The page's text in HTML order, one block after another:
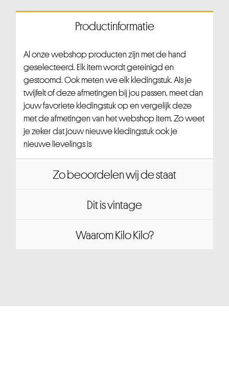
Productinformatie
Al onze webshop producten zijn met de hand
geselecteerd. Elk item wordt gereinigd en
gestoomd. Ook meten we elk kledingstuk. Als je
twijfelt of deze afmetingen bij jou passen, meet dan
jouw favoriete kledingstuk op en vergelijk deze
met de afmetingen van het webshop item. Zo weet
je zeker dat jouw nieuwe kledingstuk ook je
nieuwe lievelings is
Zo beoordelen wij de staat
Dit is vintage
Waarom Kilo Kilo?